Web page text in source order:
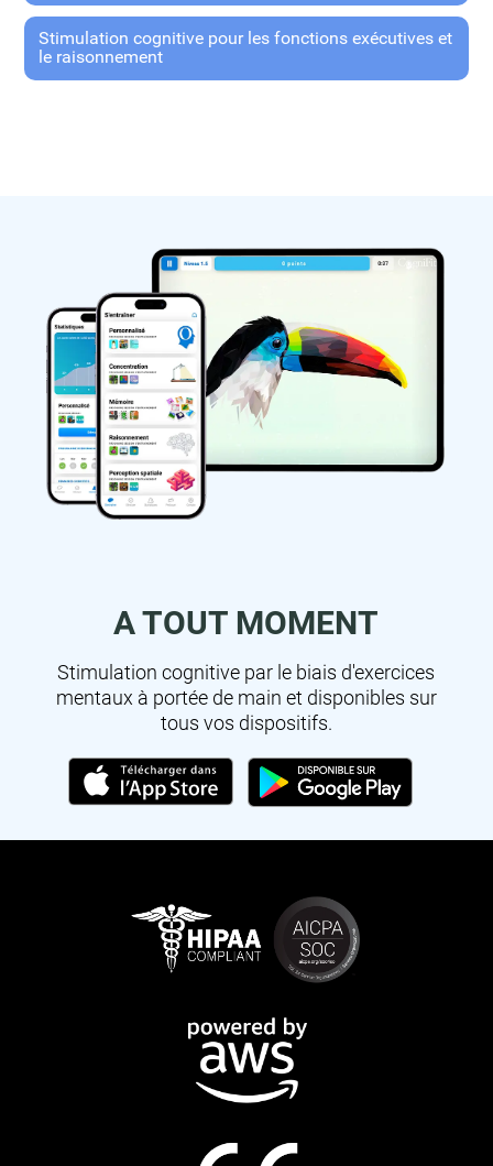
Stimulation cognitive pour les fonctions exécutives et
le raisonnement
A TOUT MOMENT
Stimulation cognitive par le biais d'exercices
mentaux à portée de main et disponibles sur
tous vos dispositifs.